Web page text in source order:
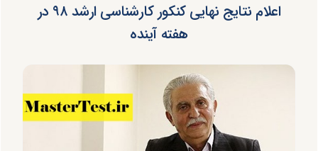
اعلام نتایج نهایی کنکور کارشناسی ارشد ۹۸ در
هفته آینده